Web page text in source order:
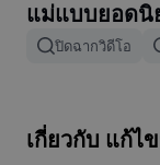
ผสานรูปภาพ
ปรับขนาดรูปภ
แม่แบบยอดนิ
ปิดฉากวิดีโอ
เกี่ยวกับ แก้ไ